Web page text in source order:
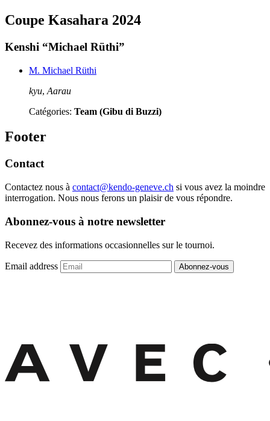
Coupe Kasahara 2024
Kenshi “Michael Rüthi”
M. Michael Rüthi
kyu, Aarau
Catégories: Team (Gibu di Buzzi)
Footer
Contact
Contactez nous à contact@kendo-geneve.ch si vous avez la moindre
interrogation. Nous nous ferons un plaisir de vous répondre.
Abonnez-vous à notre newsletter
Recevez des informations occasionnelles sur le tournoi.
Email address Abonnez-vous